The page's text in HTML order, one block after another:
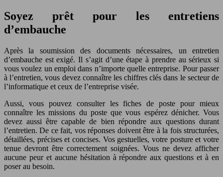
Soyez prêt pour les entretiens
d’embauche
Après la soumission des documents nécessaires, un entretien
d’embauche est exigé. Il s’agit d’une étape à prendre au sérieux si
vous voulez un emploi dans n’importe quelle entreprise. Pour passer
à l’entretien, vous devez connaître les chiffres clés dans le secteur de
l’informatique et ceux de l’entreprise visée.
Aussi, vous pouvez consulter les fiches de poste pour mieux
connaître les missions du poste que vous espérez dénicher. Vous
devez aussi être capable de bien répondre aux questions durant
l’entretien. De ce fait, vos réponses doivent être à la fois structurées,
détaillées, précises et concises. Vos gestuelles, votre posture et votre
tenue devront être correctement soignées. Vous ne devez afficher
aucune peur et aucune hésitation à répondre aux questions et à en
poser au besoin.